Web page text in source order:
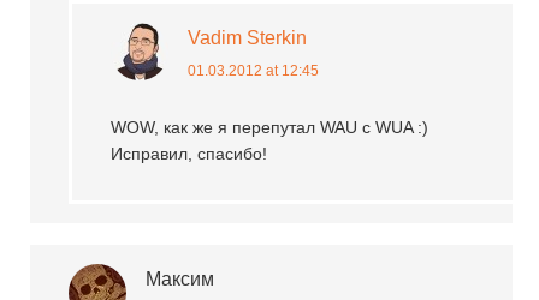
Vadim Sterkin
01.03.2012 at 12:45
WOW, как же я перепутал WAU с WUA :)
Исправил, спасибо!
Максим